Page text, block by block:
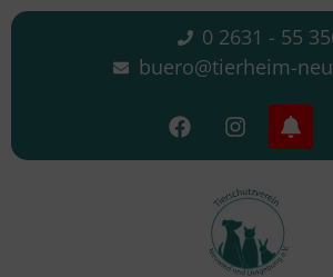
0 2631 - 55
buero@tierheim-